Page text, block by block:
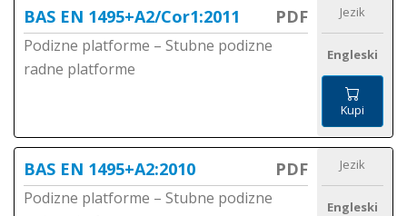
BAS EN 1495+A2/Cor1:2011 PDF
Podizne platforme – Stubne podizne
radne platforme
Jezik
Engleski
Kupi
BAS EN 1495+A2:2010 PDF
Podizne platforme – Stubne podizne
Jezik
Engleski